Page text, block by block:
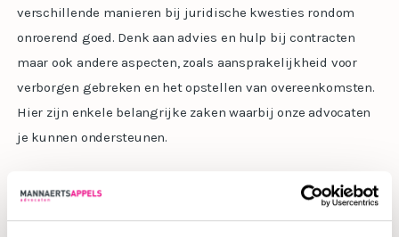
verschillende manieren bij juridische kwesties rondom
onroerend goed. Denk aan advies en hulp bij contracten
maar ook andere aspecten, zoals aansprakelijkheid voor
verborgen gebreken en het opstellen van overeenkomsten.
Hier zijn enkele belangrijke zaken waarbij onze advocaten
je kunnen ondersteunen.
Wat wij onder andere voor je kunnen betekenen;